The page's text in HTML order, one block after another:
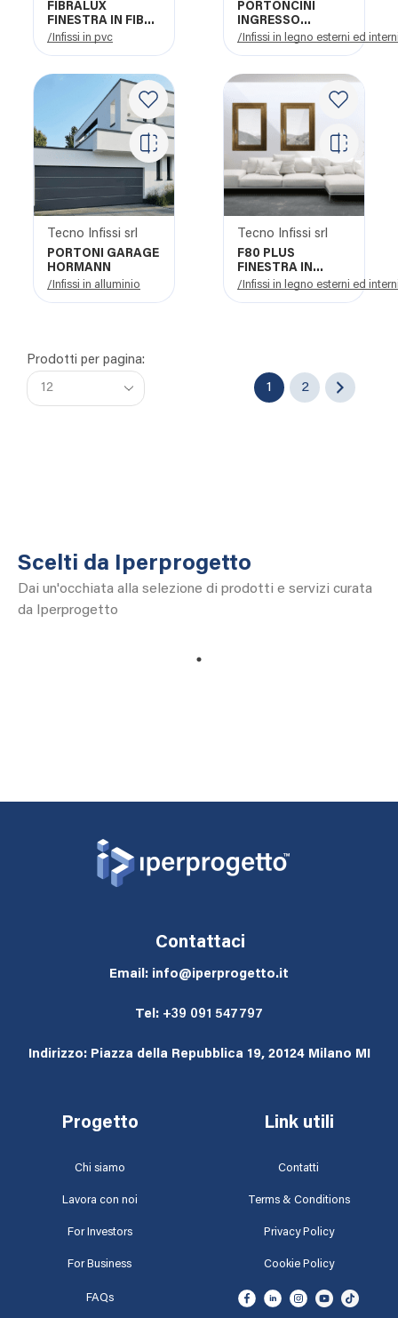
FIBRALUX
FINESTRA IN FIBRA
DI VETRO SIMAR
/Infissi in pvc
PORTONCINI
INGRESSO
HORMANN
/Infissi in legno esterni ed
Tecno Infissi srl
PORTONI GARAGE
HORMANN
/Infissi in alluminio
Tecno Infissi srl
F80 PLUS
FINESTRA IN
LEGNO
/Infissi in legno esterni ed
Prodotti per pagina:
1 2
Scelti da Iperprogetto
Dai un'occhiata alla selezione di prodotti e servizi curata
da Iperprogetto
1
Contattaci
Email: info@iperprogetto.it
Tel: +39 091 547797
Indirizzo: Piazza della Repubblica 19, 20124 Milano MI
Progetto Link utili
Chi siamo Contatti
Lavora con noi Terms & Conditions
For Investors Privacy Policy
For Business Cookie Policy
FAQs